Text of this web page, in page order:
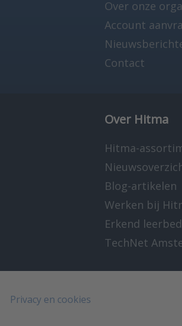
Over onze
Account
Contact
Over Hitma
Hitma-
Blog-artikelen
Werken bij
Erkend
TechNet
Privacy en cookies